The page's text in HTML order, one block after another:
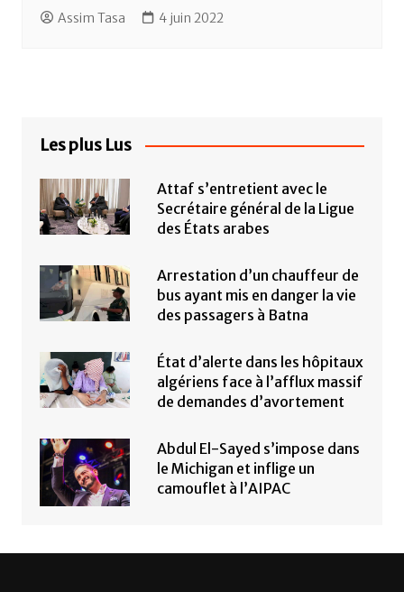
Assim Tasa 4 juin 2022
Les plus Lus
Attaf s’entretient avec le
Secrétaire général de la Ligue
des États arabes
Arrestation d’un chauffeur de
bus ayant mis en danger la vie
des passagers à Batna
État d’alerte dans les hôpitaux
algériens face à l’afflux massif
de demandes d’avortement
Abdul El-Sayed s’impose dans
le Michigan et inflige un
camouflet à l’AIPAC